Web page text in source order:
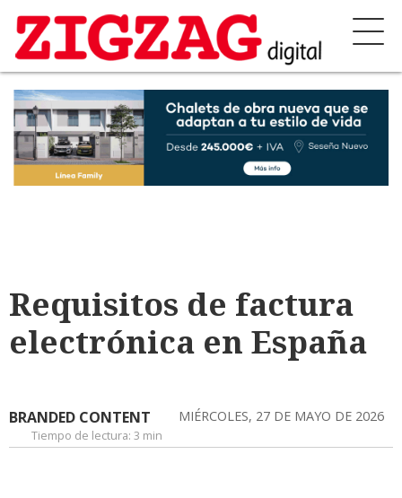
Requisitos de factura
electrónica en España
BRANDED CONTENT MIÉRCOLES, 27 DE MAYO DE 2026
Tiempo de lectura: 3 min